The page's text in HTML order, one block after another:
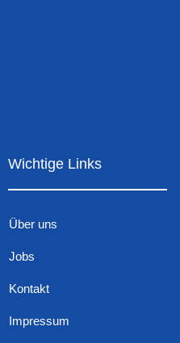
Wichtige Links
Über uns
Jobs
Kontakt
Impressum